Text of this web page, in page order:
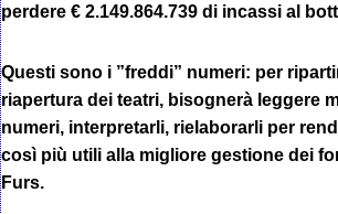
perdere € 2.149.864.739 di incassi al
Questi sono i ”freddi” numeri: per
riapertura dei teatri, bisognerà leggere
numeri, interpretarli, rielaborarli per
così più utili alla migliore gestione dei
Furs.